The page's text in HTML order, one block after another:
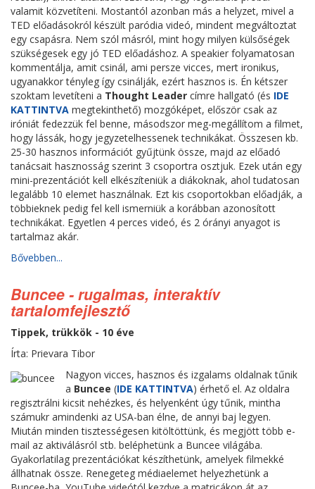
valamit közvetíteni. Mostantól azonban más a helyzet, mivel a
TED előadásokról készült paródia videó, mindent megváltoztat
egy csapásra. Nem szól másról, mint hogy milyen külsőségek
szükségesek egy jó TED előadáshoz. A speakier folyamatosan
kommentálja, amit csinál, ami persze vicces, mert ironikus,
ugyanakkor tényleg így csinálják, ezért hasznos is. Én kétszer
szoktam levetíteni a Thought Leader címre hallgató (és IDE
KATTINTVA megtekinthető) mozgóképet, először csak az
iróniát fedezzük fel benne, másodszor meg-megállítom a filmet,
hogy lássák, hogy jegyzetelhessenek technikákat. Összesen kb.
25-30 hasznos információt gyűjtünk össze, majd az előadó
tanácsait hasznosság szerint 3 csoportra osztjuk. Ezek után egy
mini-prezentációt kell elkészíteniük a diákoknak, ahol tudatosan
legalább 10 elemet használnak. Ezt kis csoportokban előadják, a
többieknek pedig fel kell ismerniük a korábban azonosított
technikákat. Egyetlen 4 perces videó, és 2 órányi anyagot is
tartalmaz akár.
Bővebben...
Buncee - rugalmas, interaktív
tartalomfejlesztő
Tippek, trükkök - 10 éve
Írta: Prievara Tibor
Nagyon vicces, hasznos és izgalams oldalnak tűnik
a Buncee (IDE KATTINTVA) érhető el. Az oldalra
regisztrálni kicsit nehézkes, és helyenként úgy tűnik, mintha
számukr amindenki az USA-ban élne, de annyi baj legyen.
Miután minden tisztességesen kitöltöttünk, és megjött több e-
mail az aktiválásról stb. beléphetünk a Buncee világába.
Gyakorlatilag prezentációkat készíthetünk, amelyek filmekké
állhatnak össze. Renegeteg médiaelemet helyezhetünk a